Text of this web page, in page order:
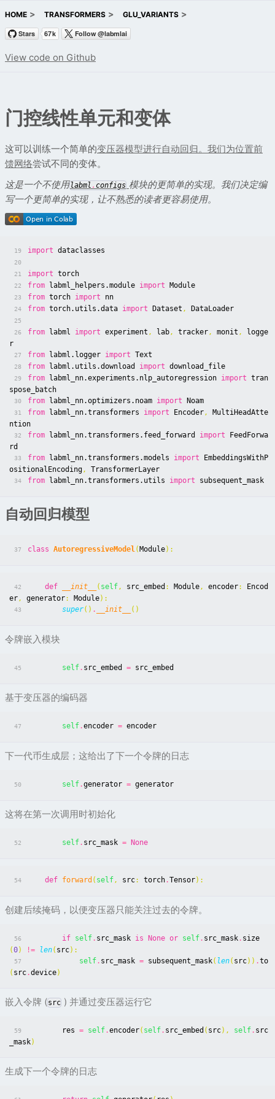
HOME TRANSFORMERS GLU_VARIANTS
View code on Github
门控线性单元和变体
这可以训练一个简单的变压器模型进行自动回归。我们为位置前
馈网络尝试不同的变体。
这是一个不使用 labml . configs 模块的更简单的实现。我们决定编
写一个更简单的实现，让不熟悉的读者更容易使用。
19 import dataclasses
20
21
import torch
22 from labml_helpers.module import Module
23 from torch import nn
24 from torch.utils.data import Dataset , DataLoader
25
26
from labml import experiment , lab, tracker, monit ,
logge
r
27 from labml.logger import Text
28 from labml.utils.download import download_file
29 from labml_nn.experiments.nlp_autoregression import tran
spose_batch
30 from labml_nn.optimizers.noam import Noam
31 from labml_nn.transformers import Encoder,
MultiHeadAtte
ntion
32 from labml_nn.transformers.feed_forward import
FeedForwa
rd
33 from labml_nn.transformers.models import
EmbeddingsWithP
ositionalEncoding, TransformerLayer
34 from labml_nn.transformers.utils import subsequent_mask
自动回归模型
37 class AutoregressiveModel( Module):
42 def __init__ ( self, src_embed : Module, encoder:
Encod
er, generator: Module):
43 super() . __init__ ()
令牌嵌入模块
45 self. src_embed = src_embed
基于变压器的编码器
47 self.encoder = encoder
下一代币生成层；这给出了下一个令牌的日志
50 self.generator = generator
这将在第一次调用时初始化
52 self. src_mask = None
54 def forward ( self, src: torch.Tensor):
创建后续掩码，以便变压器只能关注过去的令牌。
56 if self. src_mask is None or self. src_mask. size
(0) != len( src):
57 self. src_mask = subsequent_mask( len( src)) .to
( src.device)
嵌入令牌 (src ) 并通过变压器运行它
59 res = self.encoder( self. src_embed ( src), self. src
_mask)
生成下一个令牌的日志